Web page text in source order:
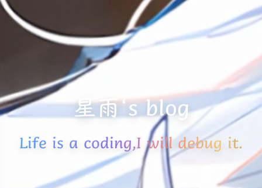
星雨‘s blog
Life is a coding,I will debug it.